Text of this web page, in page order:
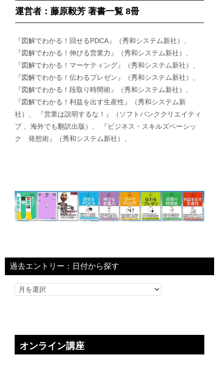
運営者：藤原毅芳 著書一覧 8冊
『図解でわかる！回せるPDCA』（秀和システム新社）、
『図解でわかる！伸びる営業力』（秀和システム新社）、
『図解でわかる！マーケティング』（秀和システム新社）、
『図解でわかる！伝わるプレゼン』（秀和システム新社）、
『図解でわかる！段取り時間術』（秀和システム新社）、
『図解でわかる！利益を出す生産性』（秀和システム新
社）、 『営業は説明するな！』（ソフトバンククリエイティ
ブ 、海外でも翻訳出版）、 『ビジネス・スキルズベーシッ
ク 発想術』（秀和システム新社）、
過去エントリー：日付から探す
オンライン講座